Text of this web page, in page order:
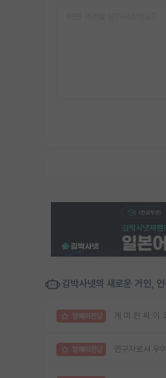
김박사넷의 새로운 거인,
명예의전당 개 미 친 싸 이
명예의전당 연구자로서 우